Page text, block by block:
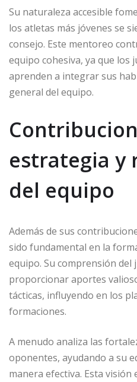
Su naturaleza accesible
los atletas más jóvenes se
consejo. Este mentoreo
equipo cohesiva, ya que los
aprenden a integrar sus
general del equipo.
estrategia y
del equipo
Además de sus
sido fundamental en la
equipo. Su comprensión del
proporcionar aportes
tácticas, influyendo en los
formaciones.
A menudo analiza las
oponentes, ayudando a su
manera efectiva. Esta